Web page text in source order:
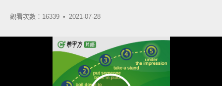
觀看次數：16339 • 2021-07-28